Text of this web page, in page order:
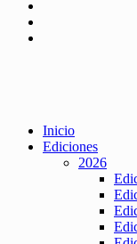
Inicio
Ediciones
2026